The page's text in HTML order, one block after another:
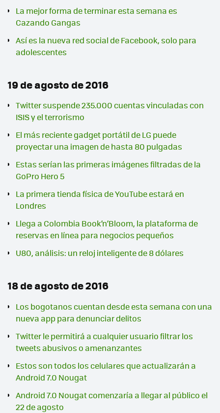
La mejor forma de terminar esta semana es
Cazando Gangas
Así es la nueva red social de Facebook, solo para
adolescentes
19 de agosto de 2016
Twitter suspende 235.000 cuentas vinculadas con
ISIS y el terrorismo
El más reciente gadget portátil de LG puede
proyectar una imagen de hasta 80 pulgadas
Estas serían las primeras imágenes filtradas de la
GoPro Hero 5
La primera tienda física de YouTube estará en
Londres
Llega a Colombia Book’n’Bloom, la plataforma de
reservas en línea para negocios pequeños
U80, análisis: un reloj inteligente de 8 dólares
18 de agosto de 2016
Los bogotanos cuentan desde esta semana con una
nueva app para denunciar delitos
Twitter le permitirá a cualquier usuario filtrar los
tweets abusivos o amenanzantes
Estos son todos los celulares que actualizarán a
Android 7.0 Nougat
Android 7.0 Nougat comenzaría a llegar al público el
22 de agosto